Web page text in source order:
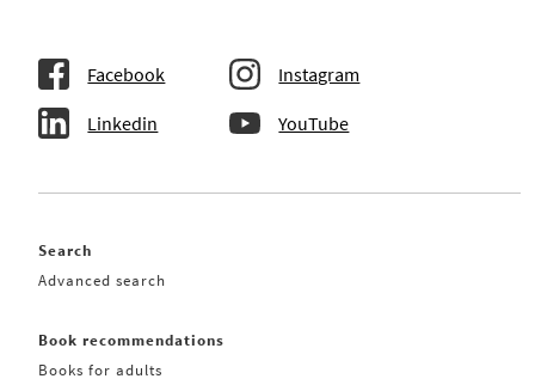
Facebook Instagram
Linkedin YouTube
Search
Advanced search
Book recommendations
Books for adults